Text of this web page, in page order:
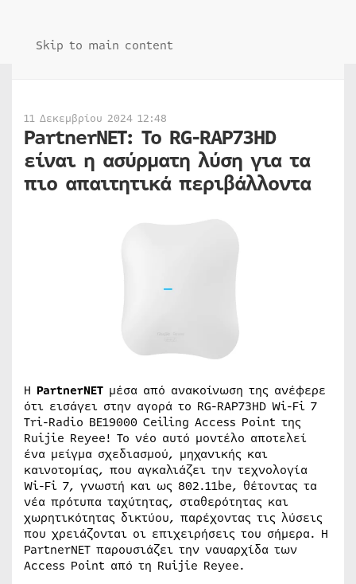
Skip to main content
11 Δεκεμβρίου 2024 12:48
PartnerNET: Το RG-RAP73HD
είναι η ασύρματη λύση για τα
πιο απαιτητικά περιβάλλοντα
H PartnerNET μέσα από ανακοίνωση της ανέφερε
ότι εισάγει στην αγορά το RG-RAP73HD Wi-Fi 7
Tri-Radio BE19000 Ceiling Access Point της
Ruijie Reyee! Το νέο αυτό μοντέλο αποτελεί
ένα μείγμα σχεδιασμού, μηχανικής και
καινοτομίας, που αγκαλιάζει την τεχνολογία
Wi-Fi 7, γνωστή και ως 802.11be, θέτοντας τα
νέα πρότυπα ταχύτητας, σταθερότητας και
χωρητικότητας δικτύου, παρέχοντας τις λύσεις
που χρειάζονται οι επιχειρήσεις του σήμερα. Η
PartnerNET παρουσιάζει την ναυαρχίδα των
Access Point από τη Ruijie Reyee.